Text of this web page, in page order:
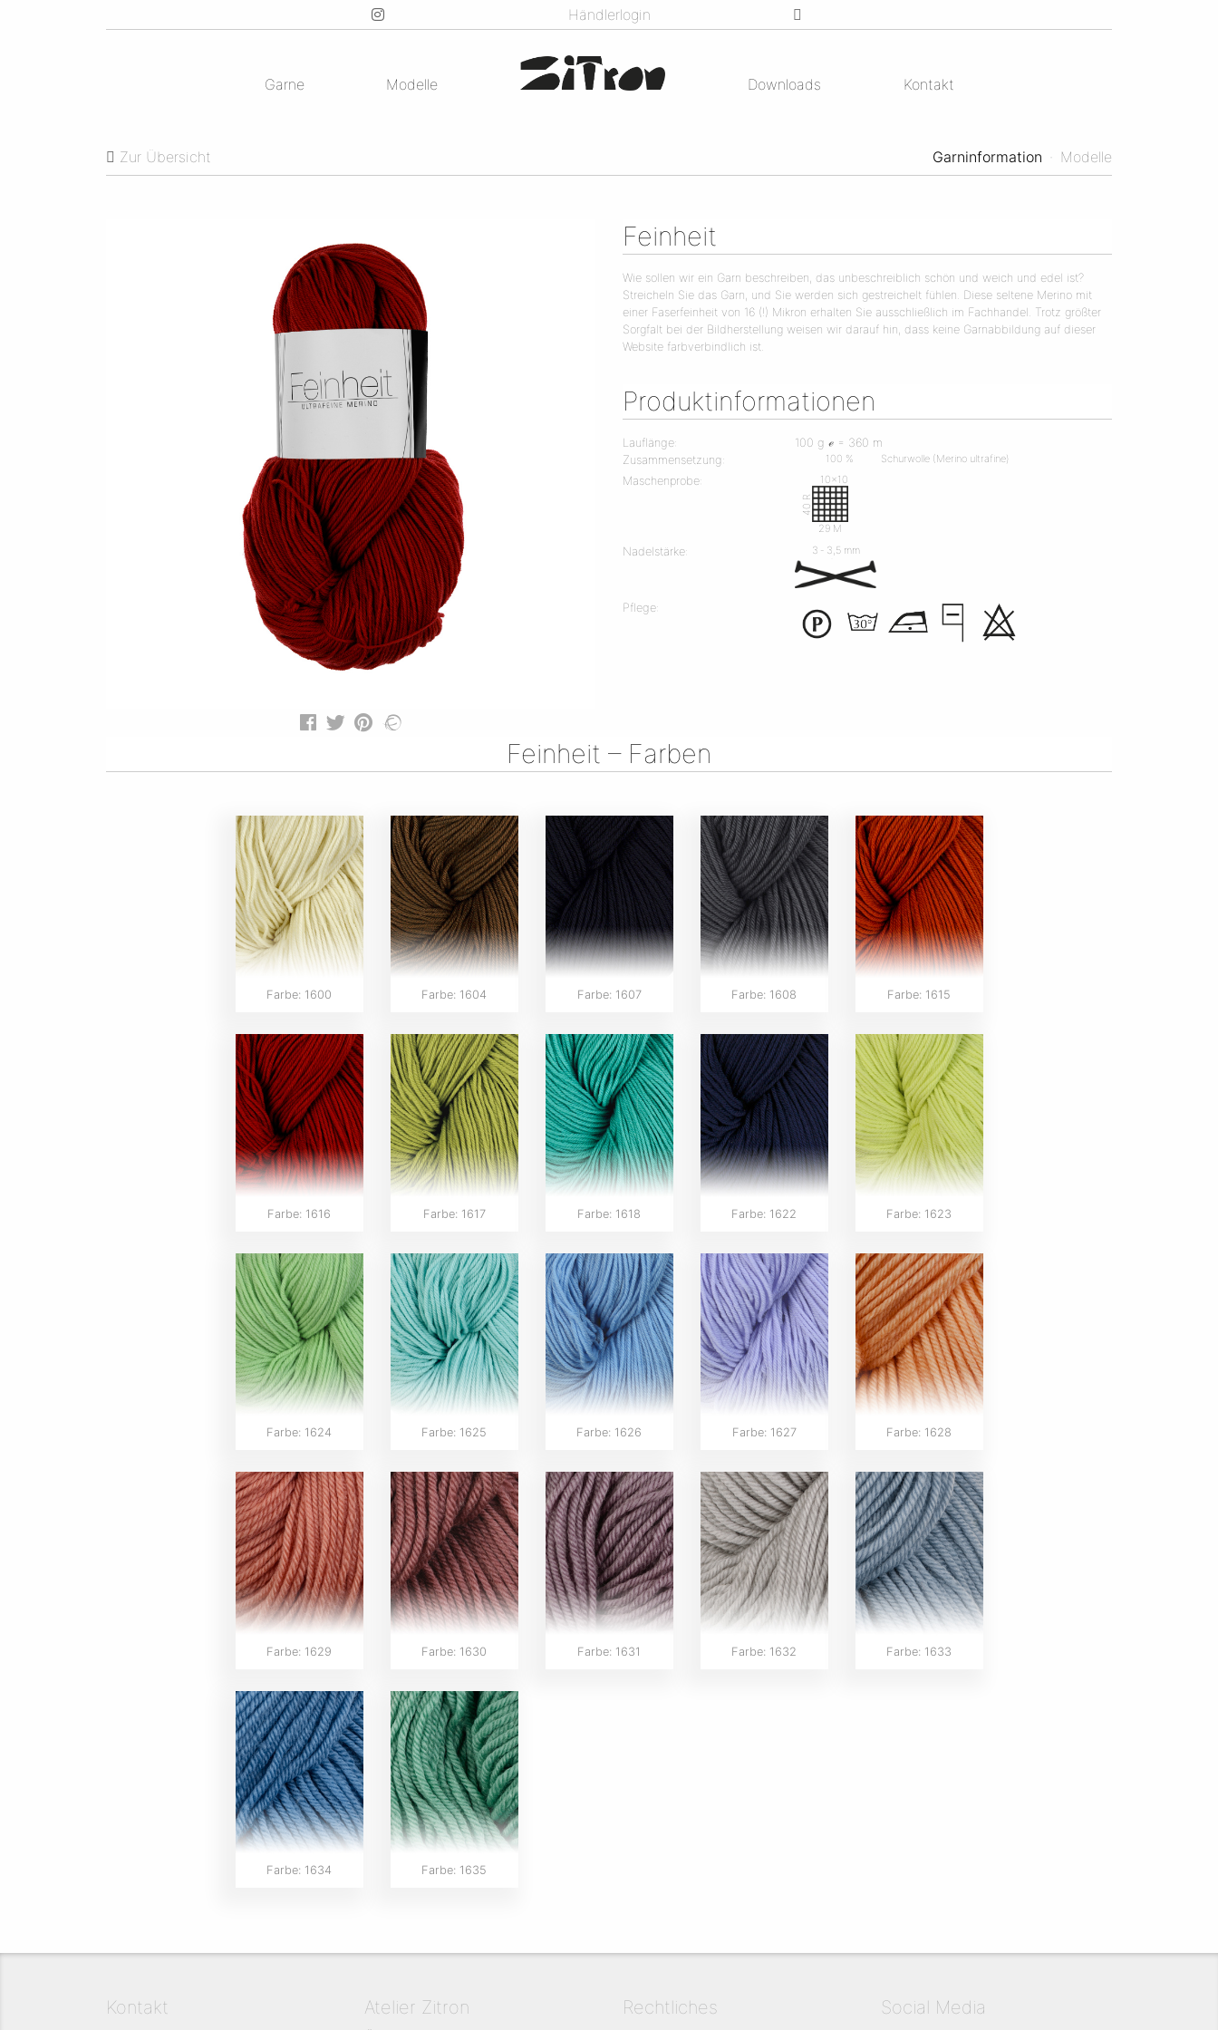
Händlerlogin
Garne Modelle Downloads Kontakt
Zur Übersicht Garninformation · Modelle
Feinheit
Wie sollen wir ein Garn beschreiben, das unbeschreiblich schön und weich und edel ist?
Streicheln Sie das Garn, und Sie werden sich gestreichelt fühlen. Diese seltene Merino mit
einer Faserfeinheit von 16 (!) Mikron erhalten Sie ausschließlich im Fachhandel. Trotz größter
Sorgfalt bei der Bildherstellung weisen wir darauf hin, dass keine Garnabbildung auf dieser
Website farbverbindlich ist.
Produktinformationen
Lauflänge:
100 g ℯ = 360 m
Zusammensetzung:
100 % Schurwolle (Merino ultrafine)
Maschenprobe: 10x10
40 R
29 M
Nadelstärke: 3 ‐ 3,5 mm
Pflege:
Feinheit – Farben
Farbe: 1600 Farbe: 1604 Farbe: 1607 Farbe: 1608 Farbe: 1615
Farbe: 1616 Farbe: 1617 Farbe: 1618 Farbe: 1622 Farbe: 1623
Farbe: 1624 Farbe: 1625 Farbe: 1626 Farbe: 1627 Farbe: 1628
Farbe: 1629 Farbe: 1630 Farbe: 1631 Farbe: 1632 Farbe: 1633
Farbe: 1634 Farbe: 1635
Kontakt Atelier Zitron Rechtliches Social Media